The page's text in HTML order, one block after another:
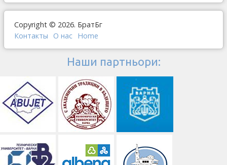
Copyright © 2026. БратБг
Контакты
О наc Home
Наши партньори: